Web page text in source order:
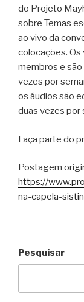
do Projeto
sobre Temas
ao vivo da
colocações. Os
membros e
vezes por
os áudios são
duas vezes por
Faça parte do
Postagem
https://
na-capela-
Pesquisar